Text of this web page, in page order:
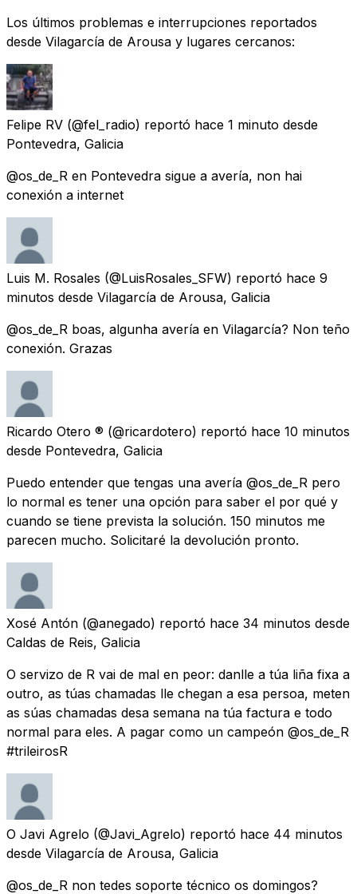
Los últimos problemas e interrupciones reportados
desde Vilagarcía de Arousa y lugares cercanos:
Felipe RV (@fel_radio) reportó hace 1 minuto desde
Pontevedra, Galicia
@os_de_R en Pontevedra sigue a avería, non hai
conexión a internet
Luis M. Rosales (@LuisRosales_SFW) reportó hace 9
minutos desde Vilagarcía de Arousa, Galicia
@os_de_R boas, algunha avería en Vilagarcía? Non teño
conexión. Grazas
Ricardo Otero ®️ (@ricardotero) reportó hace 10 minutos
desde Pontevedra, Galicia
Puedo entender que tengas una avería @os_de_R pero
lo normal es tener una opción para saber el por qué y
cuando se tiene prevista la solución. 150 minutos me
parecen mucho. Solicitaré la devolución pronto.
Xosé Antón (@anegado) reportó hace 34 minutos desde
Caldas de Reis, Galicia
O servizo de R vai de mal en peor: danlle a túa liña fixa a
outro, as túas chamadas lle chegan a esa persoa, meten
as súas chamadas desa semana na túa factura e todo
normal para eles. A pagar como un campeón @os_de_R
#trileirosR
O Javi Agrelo (@Javi_Agrelo) reportó hace 44 minutos
desde Vilagarcía de Arousa, Galicia
@os_de_R non tedes soporte técnico os domingos?